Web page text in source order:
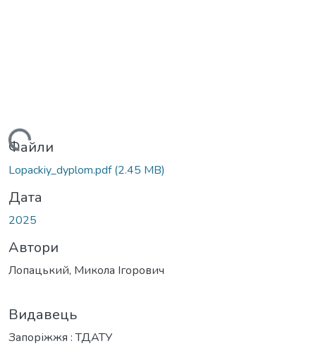
Файли
Lopackiy_dyplom.pdf(2.45 MB)
Дата
2025
Автори
Лопацький, Микола Ігорович
Видавець
Запоріжжя : ТДАТУ